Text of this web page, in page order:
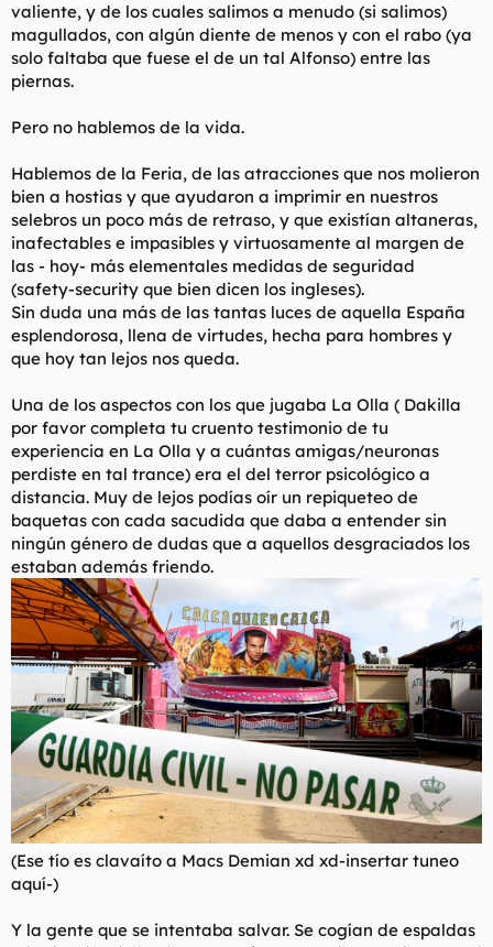
valiente, y de los cuales salimos a menudo (si salimos)
magullados, con algún diente de menos y con el rabo (ya
solo faltaba que fuese el de un tal Alfonso) entre las
piernas.
Pero no hablemos de la vida.
Hablemos de la Feria, de las atracciones que nos molieron
bien a hostias y que ayudaron a imprimir en nuestros
selebros un poco más de retraso, y que existían altaneras,
inafectables e impasibles y virtuosamente al margen de
las - hoy- más elementales medidas de seguridad
(safety-security que bien dicen los ingleses).
Sin duda una más de las tantas luces de aquella España
esplendorosa, llena de virtudes, hecha para hombres y
que hoy tan lejos nos queda.
Una de los aspectos con los que jugaba La Olla ( Dakilla
por favor completa tu cruento testimonio de tu
experiencia en La Olla y a cuántas amigas/neuronas
perdiste en tal trance) era el del terror psicológico a
distancia. Muy de lejos podías oír un repiqueteo de
baquetas con cada sacudida que daba a entender sin
ningún género de dudas que a aquellos desgraciados los
estaban además friendo.
(Ese tío es clavaíto a Macs Demian xd xd-insertar tuneo
aquí-)
Y la gente que se intentaba salvar. Se cogían de espaldas